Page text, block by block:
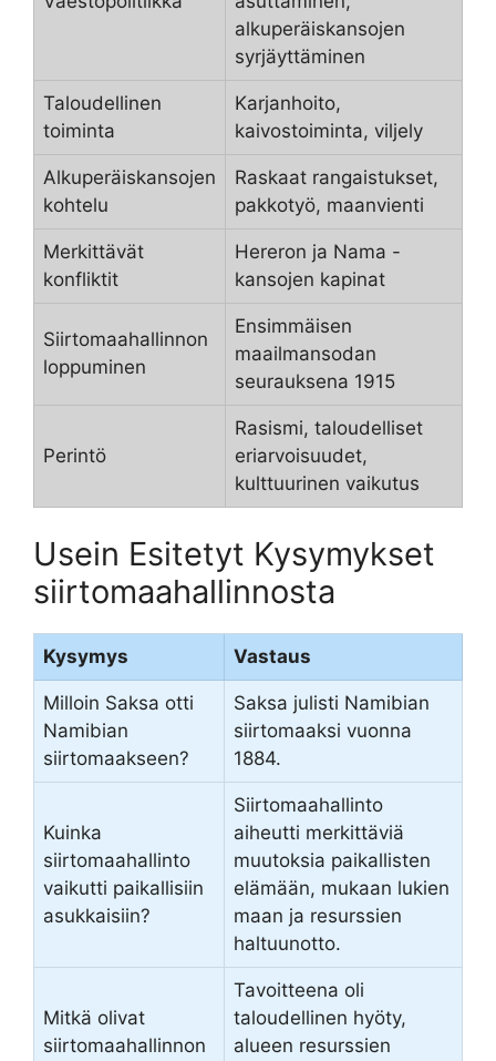
alkuperäiskansojen
syrjäyttäminen
Taloudellinen
toiminta
Karjanhoito,
kaivostoiminta, viljely
Alkuperäiskansojen
kohtelu
Raskaat rangaistukset,
pakkotyö, maanvienti
Merkittävät
konfliktit
Hereron ja Nama -
kansojen kapinat
Siirtomaahallinnon
loppuminen
Ensimmäisen
maailmansodan
seurauksena 1915
Perintö
Rasismi, taloudelliset
eriarvoisuudet,
kulttuurinen vaikutus
Usein Esitetyt Kysymykset
siirtomaahallinnosta
Kysymys Vastaus
Milloin Saksa otti
Namibian
siirtomaakseen?
Saksa julisti Namibian
siirtomaaksi vuonna
1884.
Kuinka
siirtomaahallinto
vaikutti paikallisiin
asukkaisiin?
Siirtomaahallinto
aiheutti merkittäviä
muutoksia paikallisten
elämään, mukaan lukien
maan ja resurssien
haltuunotto.
Mitkä olivat
siirtomaahallinnon
Tavoitteena oli
taloudellinen hyöty,
alueen resurssien